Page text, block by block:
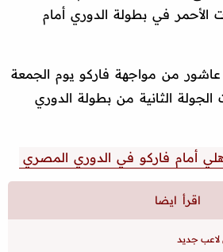
الأحمر في بطولة الدوري أمام
من مواجهة فاركو يوم الجمعة
الثانية من بطولة الدوري
أمام فاركو في الدوري المصري
لاعب جديد